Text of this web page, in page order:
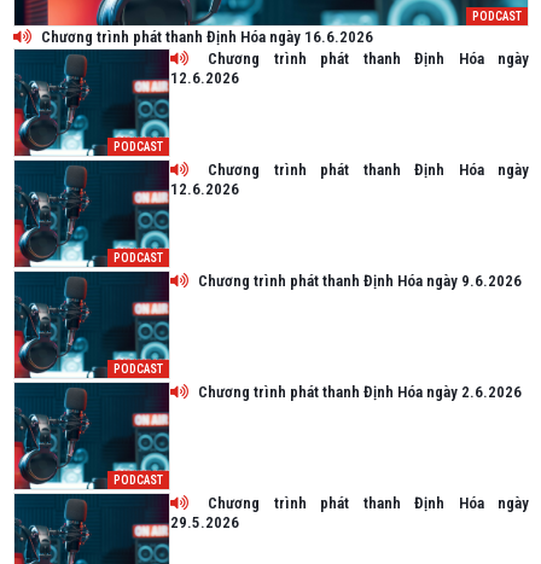
PODCAST
Chương trình phát thanh Định Hóa ngày 16.6.2026
PODCAST
Chương trình phát thanh Định Hóa ngày
12.6.2026
PODCAST
Chương trình phát thanh Định Hóa ngày
12.6.2026
PODCAST
Chương trình phát thanh Định Hóa ngày 9.6.2026
PODCAST
Chương trình phát thanh Định Hóa ngày 2.6.2026
Chương trình phát thanh Định Hóa ngày
29.5.2026